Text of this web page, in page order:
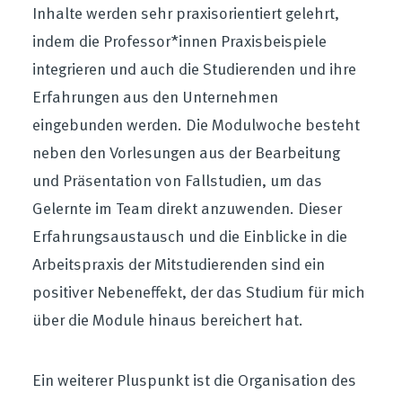
Inhalte werden sehr praxisorientiert gelehrt,
indem die Professor*innen Praxisbeispiele
integrieren und auch die Studierenden und ihre
Erfahrungen aus den Unternehmen
eingebunden werden. Die Modulwoche besteht
neben den Vorlesungen aus der Bearbeitung
und Präsentation von Fallstudien, um das
Gelernte im Team direkt anzuwenden. Dieser
Erfahrungsaustausch und die Einblicke in die
Arbeitspraxis der Mitstudierenden sind ein
positiver Nebeneffekt, der das Studium für mich
über die Module hinaus bereichert hat.
Ein weiterer Pluspunkt ist die Organisation des